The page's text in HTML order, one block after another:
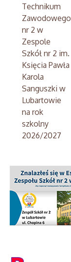
Technikum
Zawodowego
nr 2 w
Zespole
Szkół nr 2 im.
Księcia Pawła
Karola
Sanguszki w
Lubartowie
na rok
szkolny
2026/2027